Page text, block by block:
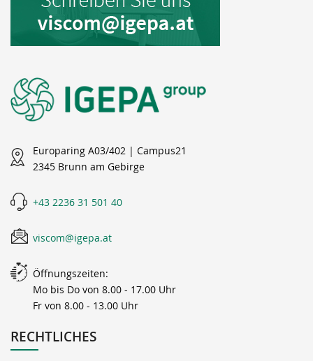
Europaring A03/402 | Campus21
2345 Brunn am Gebirge
+43 2236 31 501 40
viscom@igepa.at
Öffnungszeiten:
Mo bis Do von 8.00 - 17.00 Uhr
Fr von 8.00 - 13.00 Uhr
RECHTLICHES